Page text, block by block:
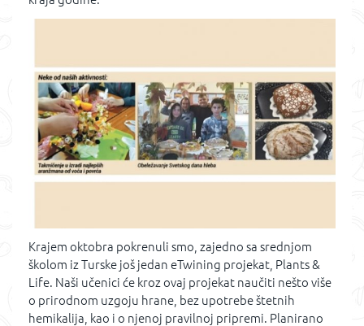
Krajem oktobra pokrenuli smo, zajedno sa srednjom
školom iz Turske još jedan eTwining projekat, Plants &
Life. Naši učenici će kroz ovaj projekat naučiti nešto više
o prirodnom uzgoju hrane, bez upotrebe štetnih
hemikalija, kao i o njenoj pravilnoj pripremi. Planirano